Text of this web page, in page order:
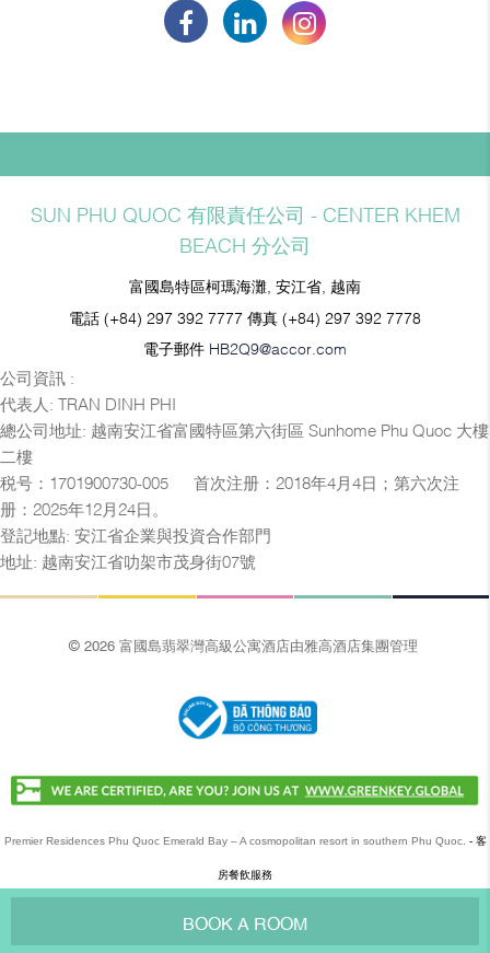
SUN PHU QUOC 有限責任公司 - CENTER KHEM
BEACH 分公司
富國島特區柯瑪海灘, 安江省, 越南
電話 (+84) 297 392 7777 傳真 (+84) 297 392 7778
電子郵件 HB2Q9@accor.com
公司資訊 :
代表人: TRAN DINH PHI
總公司地址: 越南安江省富國特區第六街區 Sunhome Phu Quoc 大樓
二樓
税号：1701900730-005 — 首次注册：2018年4月4日；第六次注
册：2025年12月24日。
登記地點: 安江省企業與投資合作部門
地址: 越南安江省叻架市茂身街07號
© 2026 富國島翡翠灣高級公寓酒店由雅高酒店集團管理
Premier Residences Phu Quoc Emerald Bay – A cosmopolitan resort in southern Phu Quoc. - 客
房餐飲服務
BOOK A ROOM